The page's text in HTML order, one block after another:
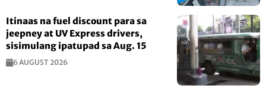
Itinaas na fuel discount para sa
jeepney at UV Express drivers,
sisimulang ipatupad sa Aug. 15
6 AUGUST 2026